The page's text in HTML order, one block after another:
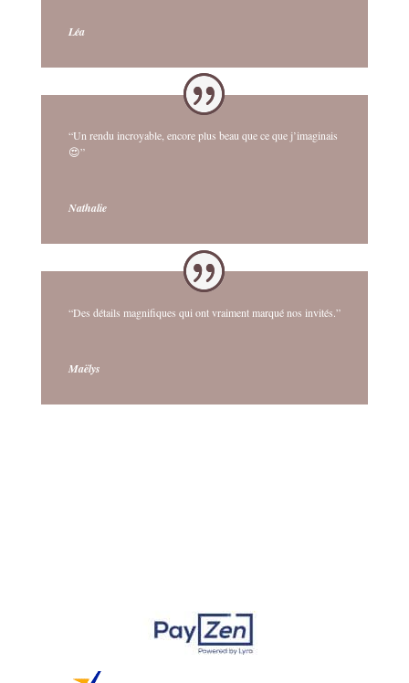
Léa
“Un rendu incroyable, encore plus beau que ce que j’imaginais
😍”
Nathalie
“Des détails magnifiques qui ont vraiment marqué nos invités.”
Maëlys